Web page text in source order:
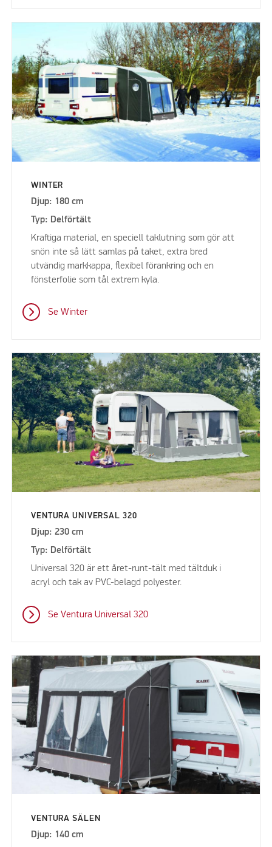
WINTER
Djup: 180 cm
Typ: Delförtält
Kraftiga material, en speciell taklutning som gör att
snön inte så lätt samlas på taket, extra bred
utvändig markkappa, flexibel förankring och en
fönsterfolie som tål extrem kyla.
Se Winter
VENTURA UNIVERSAL 320
Djup: 230 cm
Typ: Delförtält
Universal 320 är ett året-runt-tält med tältduk i
acryl och tak av PVC-belagd polyester.
Se Ventura Universal 320
VENTURA SÄLEN
Djup: 140 cm